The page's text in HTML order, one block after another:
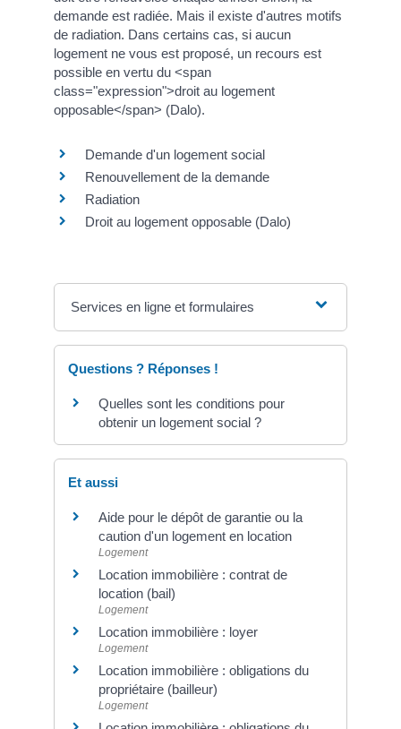
demande est radiée. Mais il existe d'autres motifs
de radiation. Dans certains cas, si aucun
logement ne vous est proposé, un recours est
possible en vertu du <span
class="expression">droit au logement
opposable</span> (Dalo).
Demande d'un logement social
Renouvellement de la demande
Radiation
Droit au logement opposable (Dalo)
Services en ligne et formulaires
Questions ? Réponses !
Quelles sont les conditions pour
obtenir un logement social ?
Et aussi
Aide pour le dépôt de garantie ou la
caution d'un logement en location
Logement
Location immobilière : contrat de
location (bail)
Logement
Location immobilière : loyer
Logement
Location immobilière : obligations du
propriétaire (bailleur)
Logement